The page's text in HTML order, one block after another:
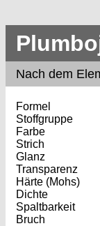
Nach dem
Formel
Stoffgruppe
Farbe
Strich
Glanz
Transparenz
Härte (Mohs)
Dichte
Spaltbarkeit
Bruch